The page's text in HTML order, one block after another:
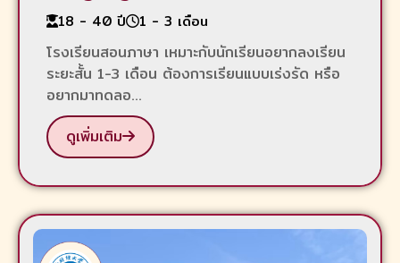
18 - 40 ปี 1 - 3 เดือน
โรงเรียนสอนภาษา เหมาะกับนักเรียนอยากลงเรียน
ระยะสั้น 1-3 เดือน ต้องการเรียนแบบเร่งรัด หรือ
อยากมาทดลอ...
ดูเพิ่มเติม